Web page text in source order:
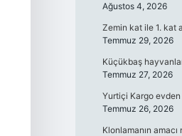
Ağustos 4, 2026
Zemin kat ile 1. kat
Temmuz 29, 2026
Küçükbaş
Temmuz 27, 2026
Yurtiçi Kargo evden
Temmuz 26, 2026
Klonlamanın amacı